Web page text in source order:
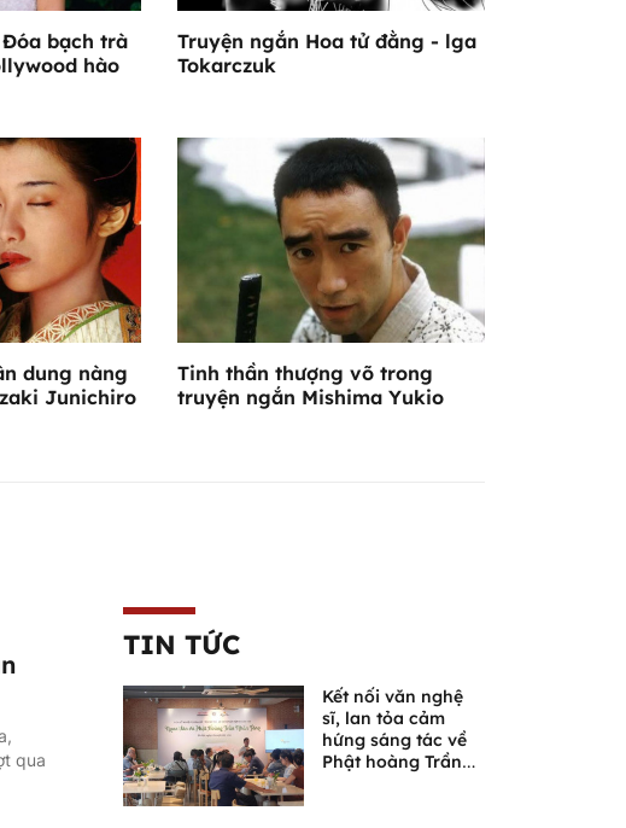
bạch trà
hào
Truyện ngắn Hoa tử đằng - lga
Tokarczuk
dung nàng
Junichiro
Tinh thần thượng võ trong
truyện ngắn Mishima Yukio
qua
TIN TỨC
Kết nối văn nghệ
sĩ, lan tỏa cảm
hứng sáng tác về
Phật hoàng Trần